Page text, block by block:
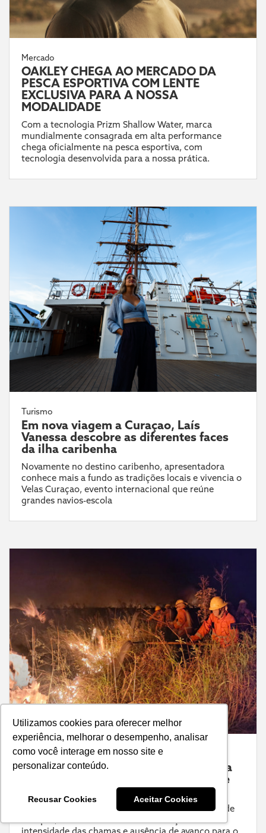
Utilizamos cookies para oferecer melhor
experiência, melhorar o desempenho, analisar
como você interage em nosso site e
personalizar conteúdo.
Recusar Cookies Aceitar Cookies
Mercado
OAKLEY CHEGA AO MERCADO DA
PESCA ESPORTIVA COM LENTE
EXCLUSIVA PARA A NOSSA
MODALIDADE
Com a tecnologia Prizm Shallow Water, marca
mundialmente consagrada em alta performance
chega oficialmente na pesca esportiva, com
tecnologia desenvolvida para a nossa prática.
Turismo
Em nova viagem a Curaçao, Laís
Vanessa descobre as diferentes faces
da ilha caribenha
Novamente no destino caribenho, apresentadora
conhece mais a fundo as tradições locais e vivencia o
Velas Curaçao, evento internacional que reúne
grandes navios-escola
Meio Ambiente
Pantanal sul-mato-grossense registra
incêndio em região de fronteira entre
Fogo atingiu áreas próximas ao Parque Nacional de
intensidade das chamas e ausência de avanço para o